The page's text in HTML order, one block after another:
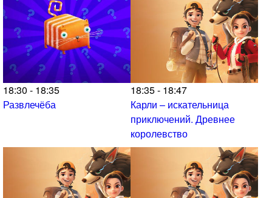
18:30 - 18:35
Развлечёба
18:35 - 18:47
Карли – искательница
приключений. Древнее
королевство